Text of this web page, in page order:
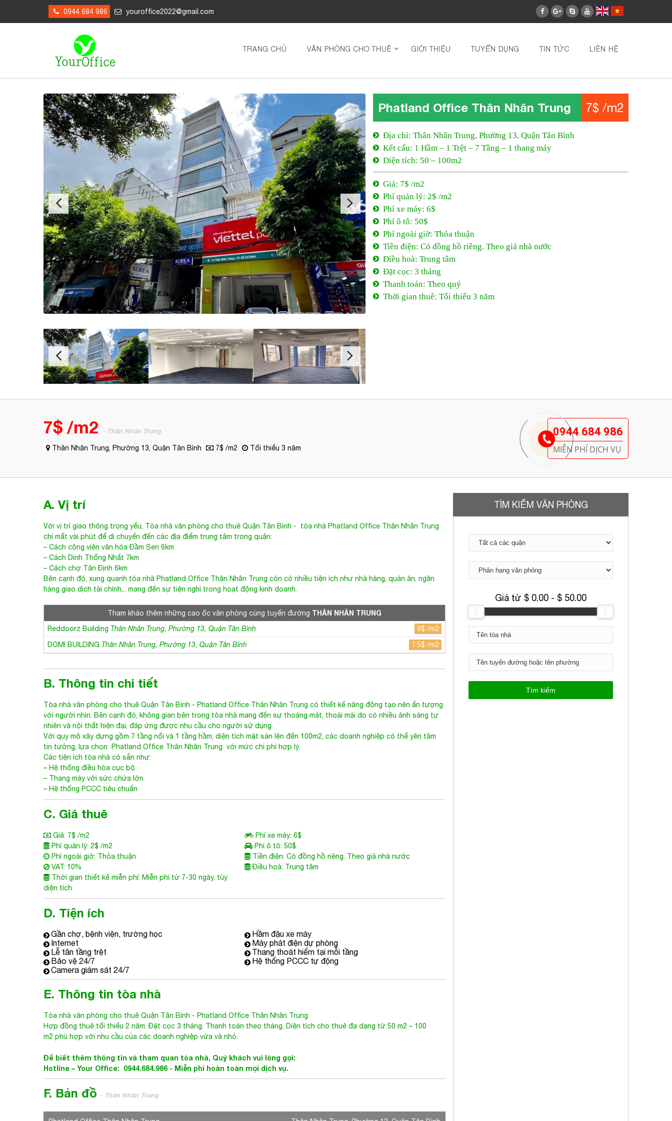
0944 684 986 youroffice2022@gmail.com
TRANG CHỦ VĂN PHÒNG CHO THUÊ GIỚI THIỆU TUYỂN DỤNG TIN TỨC LIÊN HỆ
Phatland Office Thân Nhân Trung 7$ /m2
Địa chỉ: Thân Nhân Trung, Phường 13, Quận Tân Bình
Kết cấu: 1 Hầm – 1 Trệt – 7 Tầng – 1 thang máy
Diện tích: 50 – 100m2
Giá: 7$ /m2
Phí quản lý: 2$ /m2
Phí xe máy: 6$
Phí ô tô: 50$
Phí ngoài giờ: Thỏa thuận
Tiền điện: Có đồng hồ riêng. Theo giá nhà nước
Điều hoà: Trung tâm
Đặt cọc: 3 tháng
Thanh toán: Theo quý
Thời gian thuê: Tối thiểu 3 năm
7$ /m2 - Thân Nhân Trung
Thân Nhân Trung, Phường 13, Quận Tân Bình 7$ /m2 Tối thiểu 3 năm
0944 684 986
MIỄN PHÍ DỊCH VỤ
TÌM KIẾM VĂN PHÒNG
Giá từ $ 0.00 - $ 50.00
A. Vị trí
Với vị trí giao thông trọng yếu, Tòa nhà văn phòng cho thuê Quận Tân Bình - tòa nhà Phatland Office Thân Nhân Trung
chỉ mất vài phút để di chuyển đến các địa điểm trung tâm trong quận:
– Cách công viên văn hóa Đầm Sen 6km
– Cách Dinh Thống Nhất 7km
– Cách chợ Tân Định 6km
Bên cạnh đó, xung quanh tòa nhà Phatland Office Thân Nhân Trung còn có nhiều tiện ích như nhà hàng, quán ăn, ngân
hàng giao dịch tài chính,.. mang đến sự tiện nghi trong hoạt động kinh doanh.
Tham khảo thêm những cao ốc văn phòng cùng tuyến đường THÂN NHÂN TRUNG
Reddoorz Building Thân Nhân Trung, Phường 13, Quận Tân Bình
9$ /m2
DOMI BUILDING Thân Nhân Trung, Phường 13, Quận Tân Bình 7.5$ /m2
B. Thông tin chi tiết
Tòa nhà văn phòng cho thuê Quận Tân Bình - Phatland Office Thân Nhân Trung có thiết kế năng động tạo nên ấn tượng
với người nhìn. Bên cạnh đó, không gian bên trong tòa nhà mang đến sự thoáng mát, thoải mái do có nhiều ánh sáng tự
nhiên và nội thất hiện đại, đáp ứng được nhu cầu cho người sử dụng.
Với quy mô xây dựng gồm 7 tầng nổi và 1 tầng hầm, diện tích mặt sàn lên đến 100m2, các doanh nghiệp có thể yên tâm
tin tưởng, lựa chọn Phatland Office Thân Nhân Trung với mức chi phí hợp lý.
Các tiện ích tòa nhà có sẵn như:
– Hệ thống điều hòa cục bộ
– Thang máy với sức chứa lớn
– Hệ thống PCCC tiêu chuẩn
C. Giá thuê
Giá: 7$ /m2
Phí xe máy: 6$
Phí quản lý: 2$ /m2
Phí ô tô: 50$
Phí ngoài giờ: Thỏa thuận
Tiền điện: Có đồng hồ riêng. Theo giá nhà nước
VAT: 10%
Điều hoà: Trung tâm
Thời gian thiết kế miễn phí: Miễn phí từ 7-30 ngày, tùy
diện tích
D. Tiện ích
Gần chợ, bệnh viện, trường học
Internet
Lễ tân tầng trệt
Bảo vệ 24/7
Camera giám sát 24/7
Hầm đậu xe máy
Máy phát điện dự phòng
Thang thoát hiểm tại mỗi tầng
Hệ thống PCCC tự động
E. Thông tin tòa nhà
Tòa nhà văn phòng cho thuê Quận Tân Bình - Phatland Office Thân Nhân Trung
Hợp đồng thuê tối thiểu 2 năm. Đặt cọc 3 tháng. Thanh toán theo tháng. Diện tích cho thuê đa dạng từ 50 m2 – 100
m2 phù hợp với nhu cầu của các doanh nghiệp vừa và nhỏ.
Để biết thêm thông tin và tham quan tòa nhà, Quý khách vui lòng gọi:
Hotline – Your Office: 0944.684.986 - Miễn phí hoàn toàn mọi dịch vụ.
F. Bản đồ - Thân Nhân Trung